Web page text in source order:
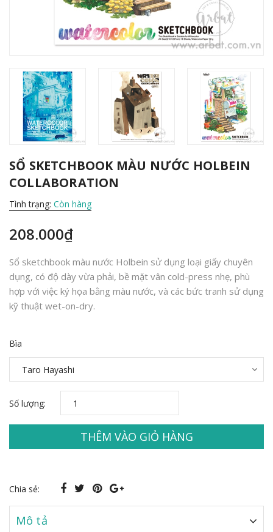
SỔ SKETCHBOOK MÀU NƯỚC HOLBEIN
COLLABORATION
Tình trạng: Còn hàng
208.000₫
Sổ sketchbook màu nước Holbein sử dụng loại giấy chuyên
dụng, có độ dày vừa phải, bề mặt vân cold-press nhẹ, phù
hợp với việc ký họa bằng màu nước, và các bức tranh sử dụng
kỹ thuật wet-on-dry.
Bìa
Số lượng:
THÊM VÀO GIỎ HÀNG
Chia sẻ:
Mô tả